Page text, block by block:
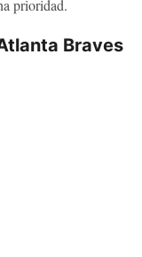
prioridad.
Braves